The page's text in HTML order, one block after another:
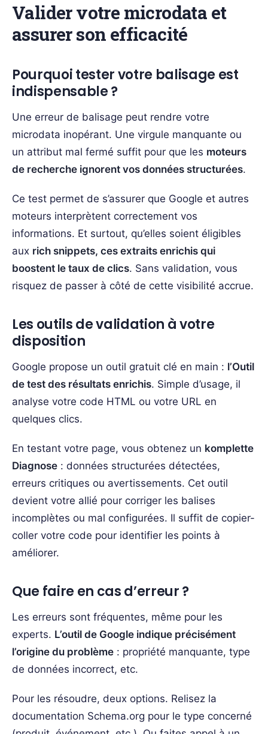
Valider votre microdata et
assurer son efficacité
Pourquoi tester votre balisage est
indispensable ?
Une erreur de balisage peut rendre votre
microdata inopérant. Une virgule manquante ou
un attribut mal fermé suffit pour que les moteurs
de recherche ignorent vos données structurées.
Ce test permet de s’assurer que Google et autres
moteurs interprètent correctement vos
informations. Et surtout, qu’elles soient éligibles
aux rich snippets, ces extraits enrichis qui
boostent le taux de clics. Sans validation, vous
risquez de passer à côté de cette visibilité accrue.
Les outils de validation à votre
disposition
Google propose un outil gratuit clé en main : l’Outil
de test des résultats enrichis. Simple d’usage, il
analyse votre code HTML ou votre URL en
quelques clics.
En testant votre page, vous obtenez un komplette
Diagnose : données structurées détectées,
erreurs critiques ou avertissements. Cet outil
devient votre allié pour corriger les balises
incomplètes ou mal configurées. Il suffit de copier-
coller votre code pour identifier les points à
améliorer.
Que faire en cas d’erreur ?
Les erreurs sont fréquentes, même pour les
experts. L’outil de Google indique précisément
l’origine du problème : propriété manquante, type
de données incorrect, etc.
Pour les résoudre, deux options. Relisez la
documentation Schema.org pour le type concerné